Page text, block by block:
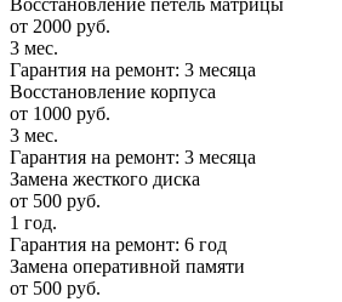
Восстановление петель матрицы
от 2000 руб.
3 мес.
Гарантия на ремонт: 3 месяца
Восстановление корпуса
от 1000 руб.
3 мес.
Гарантия на ремонт: 3 месяца
Замена жесткого диска
от 500 руб.
1 год.
Гарантия на ремонт: 6 год
Замена оперативной памяти
от 500 руб.